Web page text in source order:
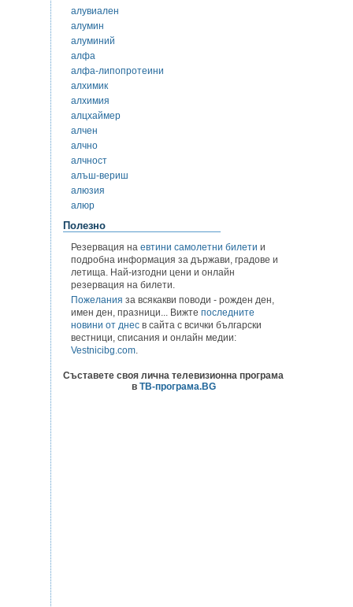
алувиален
алумин
алуминий
алфа
алфа-липопротеини
алхимик
алхимия
алцхаймер
алчен
алчно
алчност
алъш-вериш
алюзия
алюр
Полезно
Резервация на евтини самолетни билети и
подробна информация за държави, градове и
летища. Най-изгодни цени и онлайн
резервация на билети.
Пожелания за всякакви поводи - рожден ден,
имен ден, празници... Вижте последните
новини от днес в сайта с всички български
вестници, списания и онлайн медии:
Vestnicibg.com.
Съставете своя лична телевизионна програма
в ТВ-програма.BG